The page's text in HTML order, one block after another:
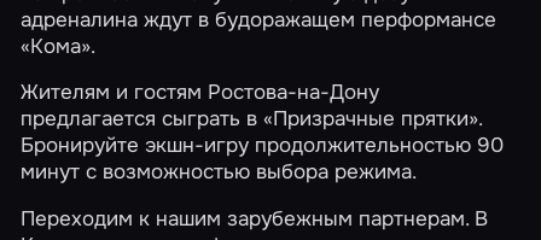
адреналина ждут в будоражащем перформансе
«Кома».
Жителям и гостям Ростова-на-Дону
предлагается сыграть в«Призрачные прятки».
Бронируйте экшн-игру продолжительностью 90
минут с возможностью выбора режима.
Переходим к нашим зарубежным партнерам. В